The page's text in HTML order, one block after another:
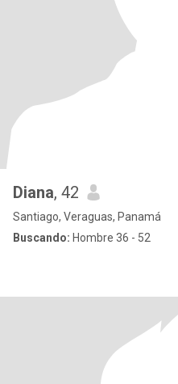
Diana, 42
Santiago, Veraguas, Panamá
Buscando: Hombre 36 - 52